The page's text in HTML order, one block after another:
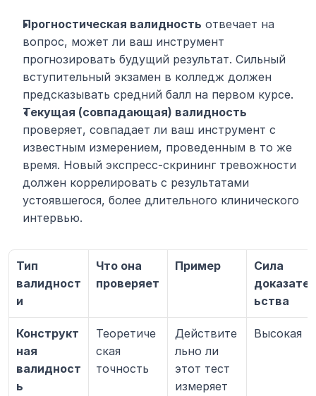
Прогностическая валидность отвечает на
вопрос, может ли ваш инструмент
прогнозировать будущий результат. Сильный
вступительный экзамен в колледж должен
предсказывать средний балл на первом курсе.
Текущая (совпадающая) валидность
проверяет, совпадает ли ваш инструмент с
известным измерением, проведенным в то же
время. Новый экспресс-скрининг тревожности
должен коррелировать с результатами
устоявшегося, более длительного клинического
интервью.
Тип
валидност
и
Что она
проверяет
Пример
Сила
доказател
ьства
Конструкт
ная
валидност
ь
Теоретиче
ская
точность
Действите
льно ли
этот тест
измеряет
Высокая